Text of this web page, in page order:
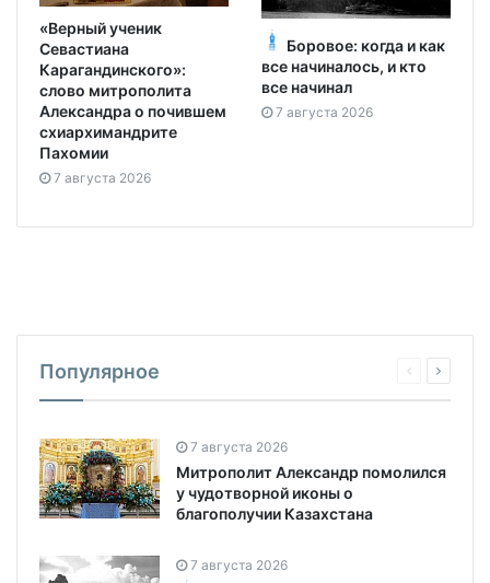
«Верный ученик
Севастиана
Карагандинского»:
слово митрополита
Александра о почившем
схиархимандрите
Пахомии
7 августа 2026
Боровое: когда и как
все начиналось, и кто
все начинал
7 августа 2026
Популярное
7 августа 2026
Митрополит Александр помолился
у чудотворной иконы о
благополучии Казахстана
7 августа 2026